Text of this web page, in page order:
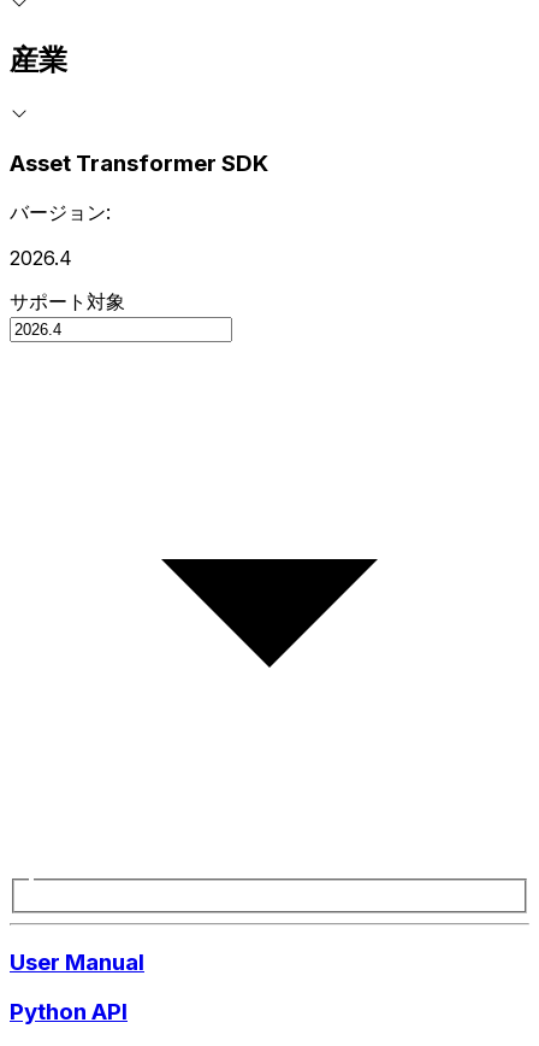
産業
Asset Transformer SDK
バージョン:
2026.4
サポート対象
User Manual
Python API